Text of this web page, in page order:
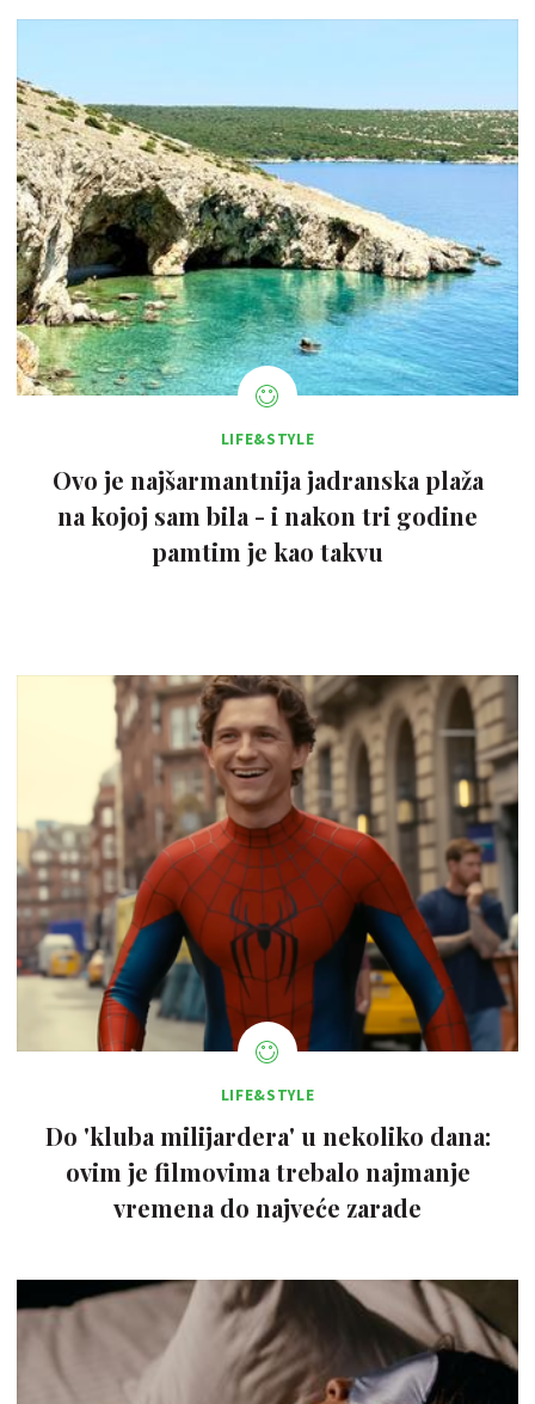
LIFE&STYLE
Ovo je najšarmantnija jadranska plaža
na kojoj sam bila - i nakon tri godine
pamtim je kao takvu
LIFE&STYLE
Do 'kluba milijardera' u nekoliko dana:
ovim je filmovima trebalo najmanje
vremena do najveće zarade